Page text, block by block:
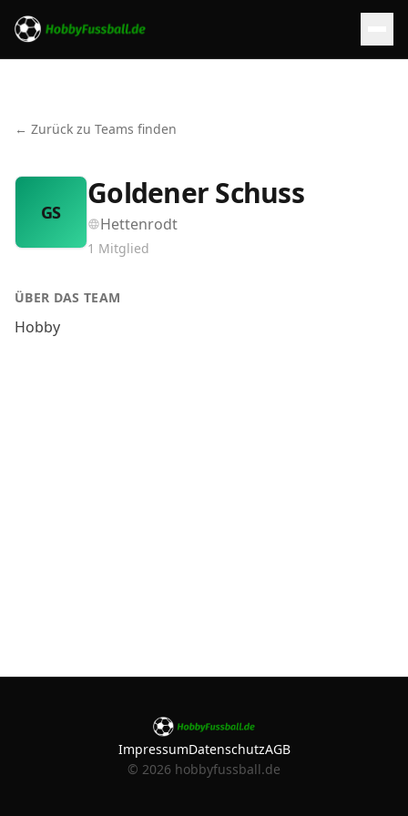
← Zurück zu Teams finden
GS
Goldener Schuss
Hettenrodt
1 Mitglied
ÜBER DAS TEAM
Hobby
ImpressumDatenschutzAGB
© 2026 hobbyfussball.de